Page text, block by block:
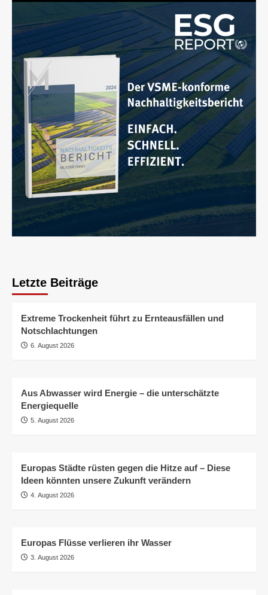
Letzte Beiträge
Extreme Trockenheit führt zu Ernteausfällen und
Notschlachtungen
6. August 2026
Aus Abwasser wird Energie – die unterschätzte
Energiequelle
5. August 2026
Europas Städte rüsten gegen die Hitze auf – Diese
Ideen könnten unsere Zukunft verändern
4. August 2026
Europas Flüsse verlieren ihr Wasser
3. August 2026